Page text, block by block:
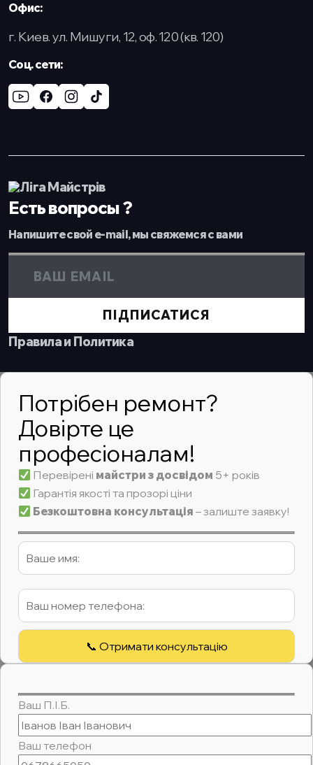
Офис:
г. Киев. ул. Мишуги, 12, оф. 120 (кв. 120)
Соц. сети:
Есть вопросы ?
Напишите свой e-mail, мы свяжемся с вами
ПІДПИСАТИСЯ
Правила и Политика
Потрібен ремонт?
Довірте це
професіоналам!
Перевірені майстри з досвідом 5+ років
Гарантія якості та прозорі ціни
Безкоштовна консультація – залиште заявку!
Ваш П.І.Б.
Ваш телефон